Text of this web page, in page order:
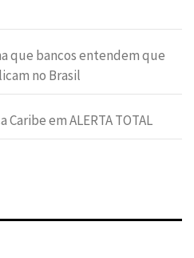
que bancos entendem que
no Brasil
em ALERTA TOTAL